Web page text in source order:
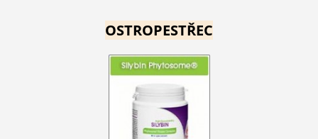
OSTROPESTŘEC